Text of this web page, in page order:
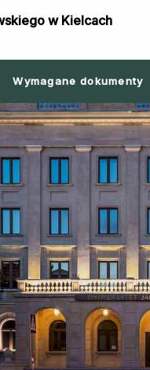
w Kielcach
Wymagane dokumenty